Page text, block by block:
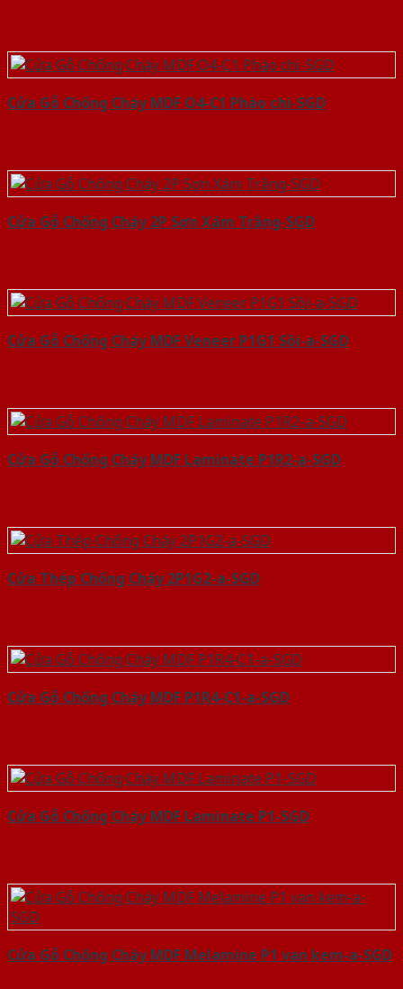
Cửa Gỗ Chống Cháy MDF O4-C1 Phào chi-SGD
Cửa Gỗ Chống Cháy 2P Sơn Xám Trắng-SGD
Cửa Gỗ Chống Cháy MDF Veneer P1G1 Sồi-a-SGD
Cửa Gỗ Chống Cháy MDF Laminate P1R2-a-SGD
Cửa Thép Chống Cháy 2P1G2-a-SGD
Cửa Gỗ Chống Cháy MDF P1R4-C1-a-SGD
Cửa Gỗ Chống Cháy MDF Laminate P1-SGD
Cửa Gỗ Chống Cháy MDF Melamine P1 van kem-a-SGD